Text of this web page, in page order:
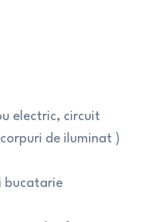
electric, circuit
de iluminat )
bucatarie